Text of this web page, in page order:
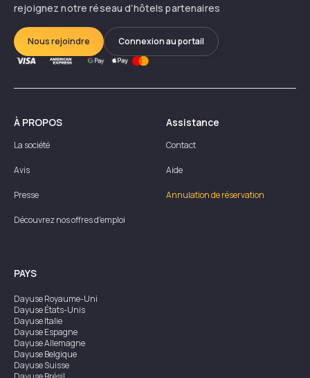
rejoignez notre réseau d’hôtels partenaires
Nous rejoindre Connexion au portail
À PROPOS
La société
Avis
Presse
Découvrez nos offres d'emploi
Assistance
Contact
Aide
Annulation de réservation
PAYS
DayuseRoyaume-Uni
DayuseÉtats-Unis
DayuseItalie
DayuseEspagne
DayuseAllemagne
DayuseBelgique
DayuseSuisse